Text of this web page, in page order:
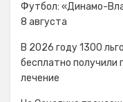
Футбол: «Динамо-
8 августа
В 2026 году 1300
бесплатно получили
лечение